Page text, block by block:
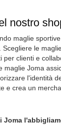
nostro
maglie
Scegliere le
per clienti e
maglie Joma
l'identità
e crea un
Joma